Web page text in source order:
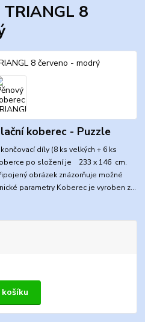
8
koberec - Puzzle
díly (8 ks velkých + 6 ks
po složení je 233 x 146 cm.
obrázek znázorňuje možné
parametry Koberec je vyroben z...